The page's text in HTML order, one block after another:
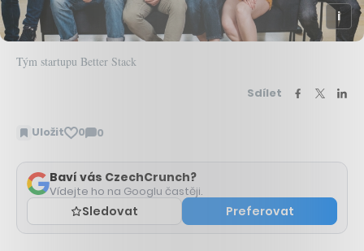
Tým startupu Better Stack
Sdílet
Uložit 0 0
Zobrazit
Baví vás CzechCrunch?
Vídejte ho na Googlu častěji.
Sledovat Preferovat